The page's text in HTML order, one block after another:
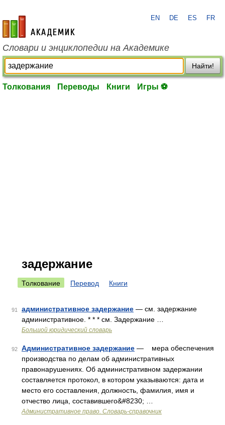
academic.ru
EN DE ES FR
Словари и энциклопедии на Академике
Найти!
Толкования Переводы Книги Игры ⚽
задержание
Толкование Перевод Книги
91 административное задержание — см. задержание
административное. * * * см. Задержание …
Большой юридический словарь
92 Административное задержание — мера обеспечения
производства по делам об административных
правонарушениях. Об административном задержании
составляется протокол, в котором указываются: дата и
место его составления, должность, фамилия, имя и
отчество лица, составившего&#8230; …
Административное право. Словарь-справочник